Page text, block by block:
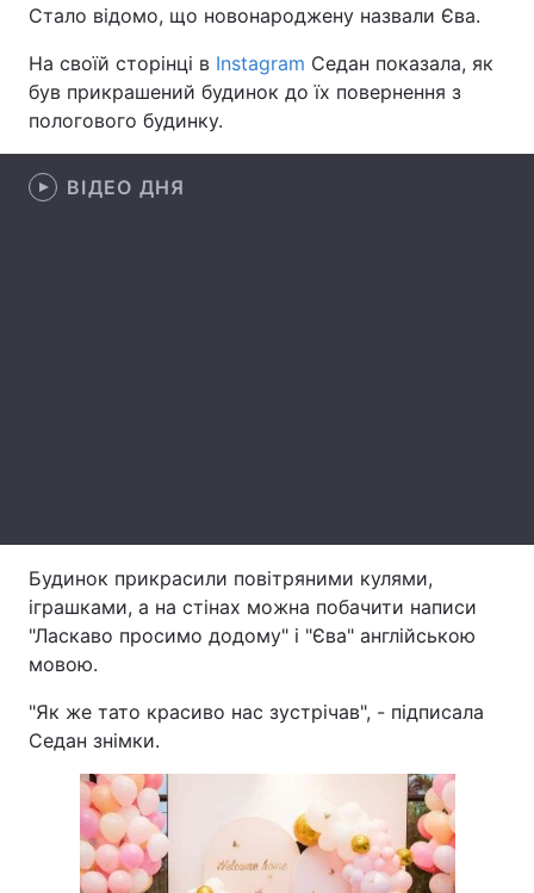
Спорт Наука
Техно і зв'язок Лайт
Зброя
Здоров'я
Послуги
Тема оформлення
Стало відомо, що новонароджену назвали Єва.
На своїй сторінці в Instagram Седан показала, як
був прикрашений будинок до їх повернення з
пологового будинку.
ВІДЕО ДНЯ
Будинок прикрасили повітряними кулями,
іграшками, а на стінах можна побачити написи
"Ласкаво просимо додому" і "Єва" англійською
мовою.
"Як же тато красиво нас зустрічав", - підписала
Седан знімки.